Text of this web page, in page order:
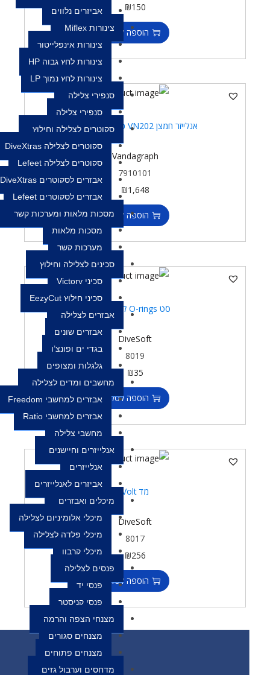
אביזרים נלווים
צינורות Miflex
צינורות אינפלייטור
צינורות לחץ גבוה HP
צינורות לחץ נמוך LP
סנפירי צלילה
סנפירי צלילה
סקוטרים לצלילה וחילוץ
סקוטרים לצלילה DiveXtras
סקוטרים לצלילה Lefeet
אבזרים לסקוטרים DiveXtras
אבזרים לסקוטרים Lefeet
מסכות מלאות ומערכות קשר
מסכות מלאות
מערכות קשר
סכינים לצלילה וחילוץ
סכיני Victory
סכיני חילוץ EezyCut
אבזרים לצלילה
אבזרים שונים
בגדי ים ופונצ’ו
גלגלות ומצופים
מחשבים ומדים לצלילה
אבזרים למחשבי Freedom
אבזרים למחשבי Ratio
מחשבי צלילה
אנלייזרים וחיישנים
אנלייזרים
אביזרים לאנלייזרים
מיכלים ואבזרים
מיכלי אלומיניום לצלילה
מיכלי פלדה לצלילה
מיכלי קרבון
פנסים לצלילה
פנסי יד
פנסי קניסטר
מצנחי הצפה והרמה
מצנחים סגורים
מצנחים פתוחים
מדחסים וערבול גזים
₪
הוספה לסל
אנלייזר חמצן VN202 כולל Quick-Ox
Vandagraph
7910101
₪1,648
הוספה לסל
DiveSoft
הוספה לסל
DiveSoft
₪
הוספה לסל